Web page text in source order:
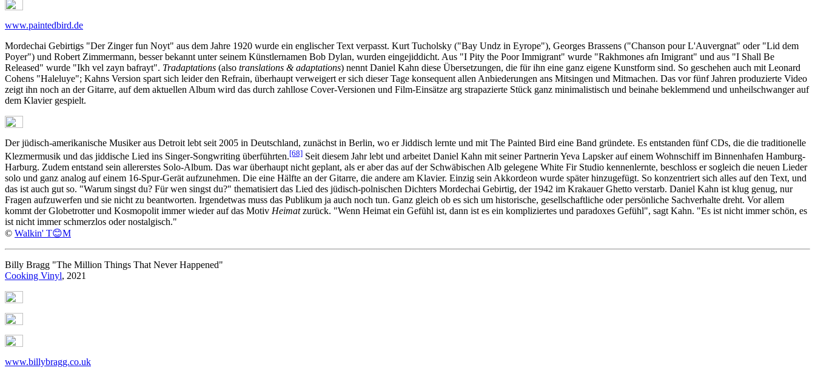
www.paintedbird.de
Mordechai Gebirtigs "Der Zinger fun Noyt" aus dem Jahre 1920 wurde ein englischer Text verpasst. Kurt Tucholsky ("Bay Undz in Eyrope"), Georges Brassens ("Chanson pour L'Auvergnat" oder "Lid dem
Poyer") und Robert Zimmermann, besser bekannt unter seinem Künstlernamen Bob Dylan, wurden eingejiddicht. Aus "I Pity the Poor Immigrant" wurde "Rakhmones afn Imigrant" und aus "I Shall Be
Released" wurde "Ikh vel zayn bafrayt". Tradaptations (also translations & adaptations) nennt Daniel Kahn diese Übersetzungen, die für ihn eine ganz eigene Kunstform sind. So geschehen auch mit Leonard
Cohens "Haleluye"; Kahns Version spart sich leider den Refrain, überhaupt verweigert er sich dieser Tage konsequent allen Anbiederungen ans Mitsingen und Mitmachen. Das vor fünf Jahren produzierte Video
zeigt ihn noch an der Gitarre, auf dem aktuellen Album wird das durch zahllose Cover-Versionen und Film-Einsätze arg strapazierte Stück ganz minimalistisch und beinahe beklemmend und unheilschwanger auf
dem Klavier gespielt.
Der jüdisch-amerikanische Musiker aus Detroit lebt seit 2005 in Deutschland, zunächst in Berlin, wo er Jiddisch lernte und mit The Painted Bird eine Band gründete. Es entstanden fünf CDs, die die traditionelle
Klezmermusik und das jiddische Lied ins Singer-Songwriting überführten.[68] Seit diesem Jahr lebt und arbeitet Daniel Kahn mit seiner Partnerin Yeva Lapsker auf einem Wohnschiff im Binnenhafen Hamburg-
Harburg. Zudem entstand sein allererstes Solo-Album. Das war überhaupt nicht geplant, als er aber das auf der Schwäbischen Alb gelegene White Fir Studio kennenlernte, beschloss er sogleich die neuen Lieder
solo und ganz analog auf einem 16-Spur-Gerät aufzunehmen. Die eine Hälfte an der Gitarre, die andere am Klavier. Einzig sein Akkordeon wurde später hinzugefügt. So konzentriert sich alles auf den Text, und
das ist auch gut so. "Warum singst du? Für wen singst du?" thematisiert das Lied des jüdisch-polnischen Dichters Mordechai Gebirtig, der 1942 im Krakauer Ghetto verstarb. Daniel Kahn ist klug genug, nur
Fragen aufzuwerfen und sie nicht zu beantworten. Irgendetwas muss das Publikum ja auch noch tun. Ganz gleich ob es sich um historische, gesellschaftliche oder persönliche Sachverhalte dreht. Vor allem
kommt der Globetrotter und Kosmopolit immer wieder auf das Motiv Heimatzurück. "Wenn Heimat ein Gefühl ist, dann ist es ein kompliziertes und paradoxes Gefühl", sagt Kahn. "Es ist nicht immer schön, es
ist nicht immer schmerzlos oder nostalgisch."
© Walkin' T😊M
Billy Bragg "The Million Things That Never Happened"
Cooking Vinyl, 2021
www.billybragg.co.uk